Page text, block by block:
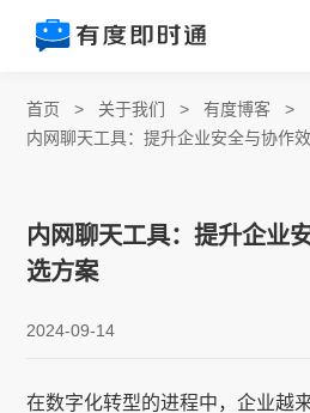
首页 > 关于我们 >有度博客 >
内网聊天工具：提升企业安全与协作
内网聊天工具：提升企业
选方案
2024-09-14
在数字化转型的进程中，企业越